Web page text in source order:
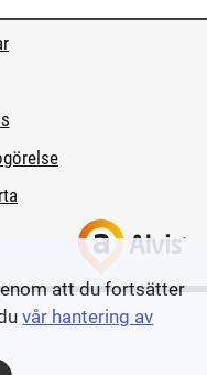
att du fortsätter
vår hantering av